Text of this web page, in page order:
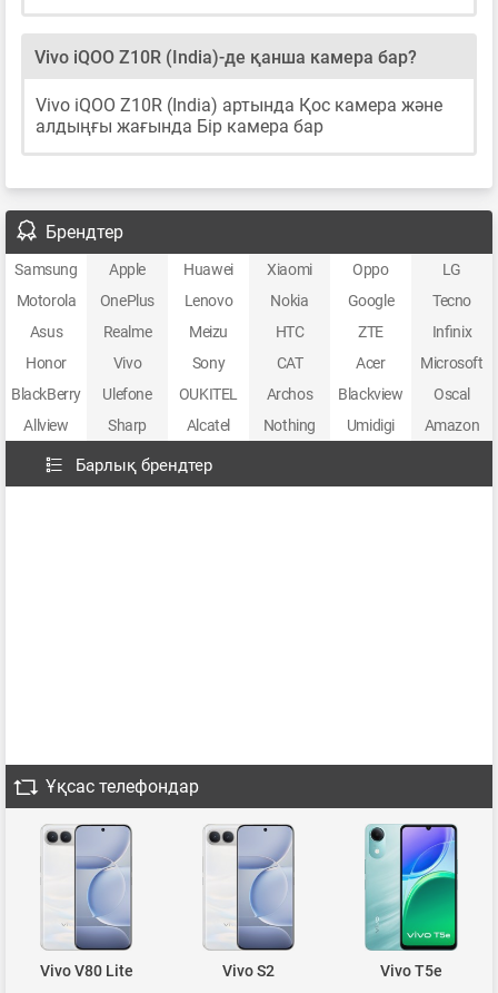
Vivo iQOO Z10R (India)-де қанша камера бар?
Vivo iQOO Z10R (India) артында Қос камера және
алдыңғы жағында Бір камера бар
Брендтер
Samsung Apple Huawei Xiaomi Oppo
LG
Motorola
OnePlus Lenovo Nokia Google
Tecno
Asus
Realme Meizu HTC ZTE
Infinix
Honor
Vivo Sony CAT Acer
Microsoft
BlackBerry
Ulefone OUKITEL Archos Blackview
Oscal
Allview
Sharp Alcatel Nothing Umidigi Amazon
Барлық брендтер
Ұқсас телефондар
Vivo V80 Lite Vivo S2 Vivo T5e